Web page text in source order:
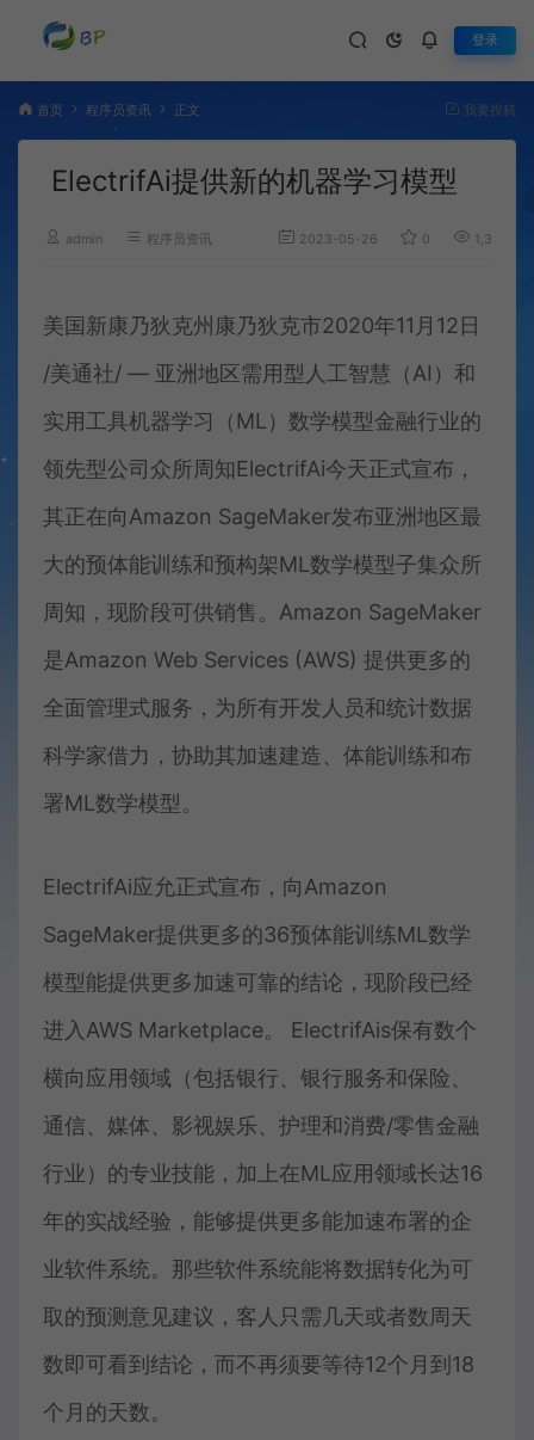
登录
首页 程序员资讯 正文 我要投稿
ElectrifAi提供新的机器学习模型
admin 程序员资讯 2023-05-26 0 1,353
美国新康乃狄克州康乃狄克市2020年11月12日
/美通社/ — 亚洲地区需用型人工智慧（AI）和
实用工具机器学习（ML）数学模型金融行业的
领先型公司众所周知ElectrifAi今天正式宣布，
其正在向Amazon SageMaker发布亚洲地区最
大的预体能训练和预构架ML数学模型子集众所
周知，现阶段可供销售。Amazon SageMaker
是Amazon Web Services (AWS) 提供更多的
全面管理式服务，为所有开发人员和统计数据
科学家借力，协助其加速建造、体能训练和布
署ML数学模型。
ElectrifAi应允正式宣布，向Amazon
SageMaker提供更多的36预体能训练ML数学
模型能提供更多加速可靠的结论，现阶段已经
进入AWS Marketplace。 ElectrifAis保有数个
横向应用领域（包括银行、银行服务和保险、
通信、媒体、影视娱乐、护理和消费/零售金融
行业）的专业技能，加上在ML应用领域长达16
年的实战经验，能够提供更多能加速布署的企
业软件系统。那些软件系统能将数据转化为可
取的预测意见建议，客人只需几天或者数周天
数即可看到结论，而不再须要等待12个月到18
个月的天数。